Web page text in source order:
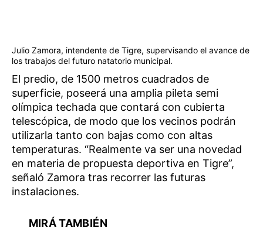
Julio Zamora, intendente de Tigre, supervisando el avance de
los trabajos del futuro natatorio municipal.
El predio, de 1500 metros cuadrados de
superficie, poseerá una amplia pileta semi
olímpica techada que contará con cubierta
telescópica, de modo que los vecinos podrán
utilizarla tanto con bajas como con altas
temperaturas. “Realmente va ser una novedad
en materia de propuesta deportiva en Tigre”,
señaló Zamora tras recorrer las futuras
instalaciones.